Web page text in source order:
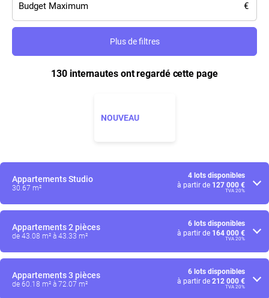
Plus de filtres
130 internautes ont regardé cette page
NOUVEAU
AppartementsStudio
30.67 m²
4 lots disponibles
à partir de 127 000 €
TVA 20%
Appartements2 pièces
de 43.08 m² à 43.33 m²
6 lots disponibles
à partir de 164 000 €
TVA 20%
Appartements3 pièces
de 60.18 m² à 72.07 m²
6 lots disponibles
à partir de 212 000 €
TVA 20%